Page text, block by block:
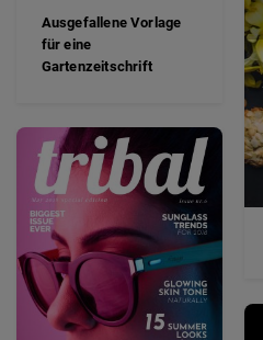
Ausgefallene Vorlage
für eine
Gartenzeitschrift